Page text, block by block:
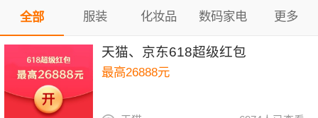
全部 服装 化妆品 数码家电 更多
天猫、京东618超级红包
最高26888元